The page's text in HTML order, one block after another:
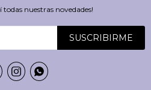
todas nuestras novedades!
SUSCRIBIRME
 